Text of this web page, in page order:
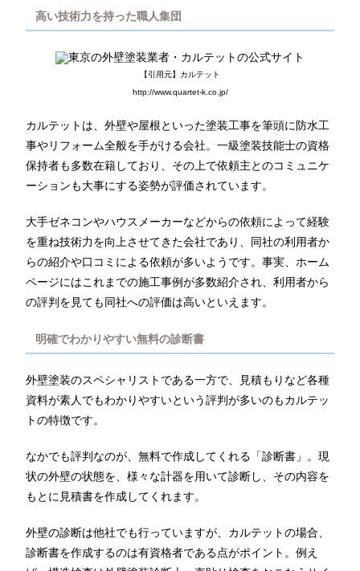
高い技術力を持った職人集団
【引用元】カルテット
http://www.quartet-k.co.jp/
カルテットは、外壁や屋根といった塗装工事を筆頭に防水工
事やリフォーム全般を手がける会社。一級塗装技能士の資格
保持者も多数在籍しており、その上で依頼主とのコミュニケ
ーションも大事にする姿勢が評価されています。
大手ゼネコンやハウスメーカーなどからの依頼によって経験
を重ね技術力を向上させてきた会社であり、同社の利用者か
らの紹介や口コミによる依頼が多いようです。事実、ホーム
ページにはこれまでの施工事例が多数紹介され、利用者から
の評判を見ても同社への評価は高いといえます。
明確でわかりやすい無料の診断書
外壁塗装のスペシャリストである一方で、見積もりなど各種
資料が素人でもわかりやすいという評判が多いのもカルテッ
トの特徴です。
なかでも評判なのが、無料で作成してくれる「診断書」。現
状の外壁の状態を、様々な計器を用いて診断し、その内容を
もとに見積書を作成してくれます。
外壁の診断は他社でも行っていますが、カルテットの場合、
診断書を作成するのは有資格者である点がポイント。例え